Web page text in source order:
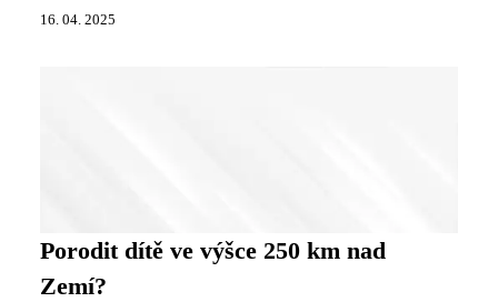
16. 04. 2025
Porodit dítě ve výšce 250 km nad
Zemí?